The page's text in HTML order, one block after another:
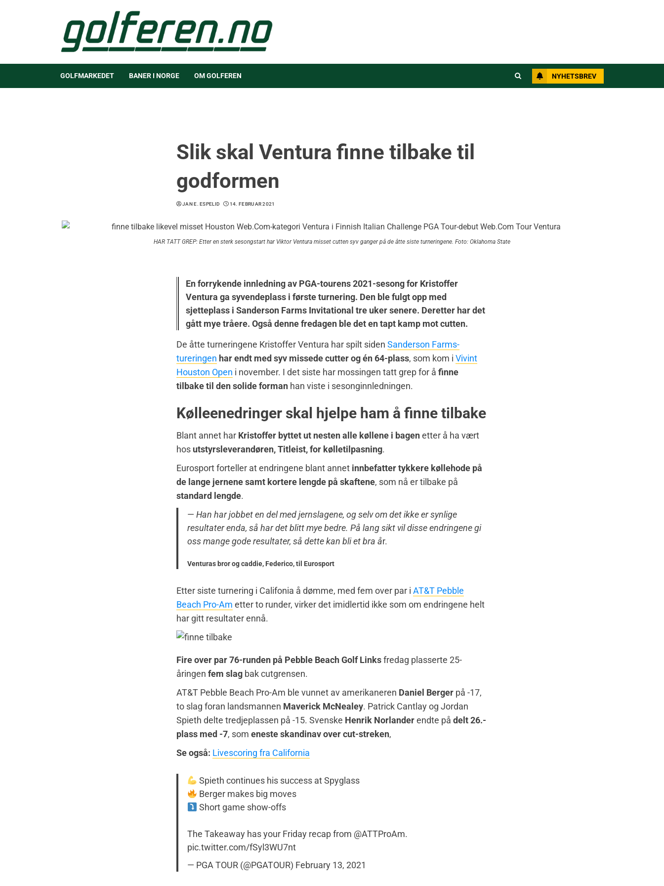
GOLFMARKEDET BANER I NORGE OM GOLFEREN NYHETSBREV
Slik skal Ventura finne tilbake til
godformen
JAN E. ESPELID 14. FEBRUAR 2021
HAR TATT GREP: Etter en sterk sesongstart har Viktor Ventura misset cutten syv ganger på de åtte siste turneringene. Foto: Oklahoma State
En forrykende innledning av PGA-tourens 2021-sesong for Kristoffer
Ventura ga syvendeplass i første turnering. Den ble fulgt opp med
sjetteplass i Sanderson Farms Invitational tre uker senere. Deretter har det
gått mye tråere. Også denne fredagen ble det en tapt kamp mot cutten.
De åtte turneringene Kristoffer Ventura har spilt siden Sanderson Farms-
tureringen har endt med syv missede cutter og én 64-plass, som kom i Vivint
Houston Open i november. I det siste har mossingen tatt grep for å finne
tilbake til den solide forman han viste i sesonginnledningen.
Kølleenedringer skal hjelpe ham å finne tilbake
Blant annet har Kristoffer byttet ut nesten alle køllene i bagenetter å ha vært
hos utstyrsleverandøren, Titleist, for kølletilpasning.
Eurosport forteller at endringene blant annet innbefatter tykkere køllehode på
de lange jernene samt kortere lengde på skaftene, som nå er tilbake på
standard lengde.
— Han har jobbet en del med jernslagene, og selv om det ikke er synlige
resultater enda, så har det blitt mye bedre. På lang sikt vil disse endringene gi
oss mange gode resultater, så dette kan bli et bra år.
Venturas bror og caddie, Federico, til Eurosport
Etter siste turnering i Califonia å dømme, med fem over par i AT&T Pebble
Beach Pro-Am etter to runder, virker det imidlertid ikke som om endringene helt
har gitt resultater ennå.
Fire over par 76-runden på Pebble Beach Golf Linksfredag plasserte 25-
åringen fem slag bak cutgrensen.
AT&T Pebble Beach Pro-Am ble vunnet av amerikaneren Daniel Berger på -17,
to slag foran landsmannen Maverick McNealey. Patrick Cantlay og Jordan
Spieth delte tredjeplassen på -15. Svenske Henrik Norlanderendte på delt 26.-
plass med -7, som eneste skandinav over cut-streken,
Se også: Livescoring fra California
Spieth continues his success at Spyglass
Berger makes big moves
Short game show-offs
The Takeaway has your Friday recap from @ATTProAm.
pic.twitter.com/fSyl3WU7nt
— PGA TOUR (@PGATOUR) February 13, 2021